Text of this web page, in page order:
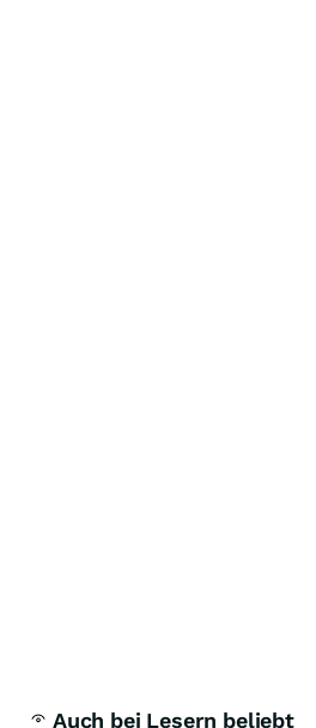
Auch bei Lesern beliebt